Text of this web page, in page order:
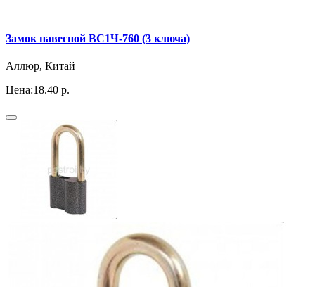
Замок навесной ВС1Ч-760 (3 ключа)
Аллюр, Китай
Цена:18.40 р.